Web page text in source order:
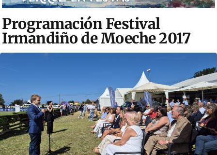
Programación Festival
Irmandiño de Moeche 2017